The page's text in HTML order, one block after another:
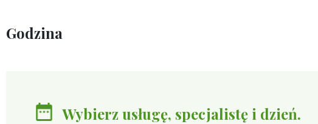
Godzina
Wybierz usługę, specjalistę i dzień.